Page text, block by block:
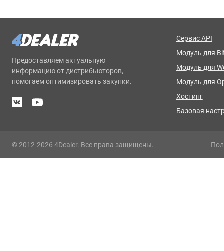
Предоставляем актуальную
информацию от дистрибьюторов,
помогаем оптимизировать закупки.
Сервис API
Модуль для
Модуль для
Модуль для
Хостинг
Базовая
© 2012-2026 4Dealer. Все права защищены.